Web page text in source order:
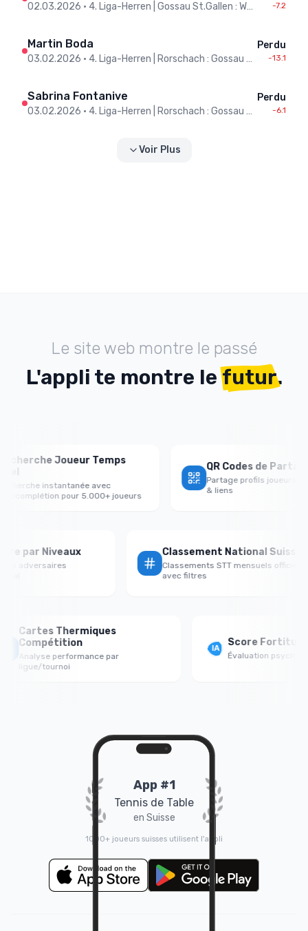
02.03.2026 • 4. Liga-Herren | Gossau St.Gallen : Wuppenau -7.2
Martin Boda
03.02.2026 • 4. Liga-Herren | Rorschach : Gossau St.Gallen
Perdu
-13.1
Sabrina Fontanive
03.02.2026 • 4. Liga-Herren | Rorschach : Gossau St.Gallen
Perdu
-6.1
Voir Plus
Le site web montre le passé
L'appli te montre lefutur.
Joueur Temps
instantanée avec
pour 5.000+ joueurs
QR Codes de Partage
Partage profils joueurs avec
& liens
par Niveaux
vs adversaires
Classement National
Classements STT mensuels
avec filtres
Cartes Thermiques
Compétition
Analyse performance par
ligue/tournoi
Score Fortitude
Évaluation
App #1
Tennis de Table
en Suisse
1000+ joueurs suisses utilisent l'appli